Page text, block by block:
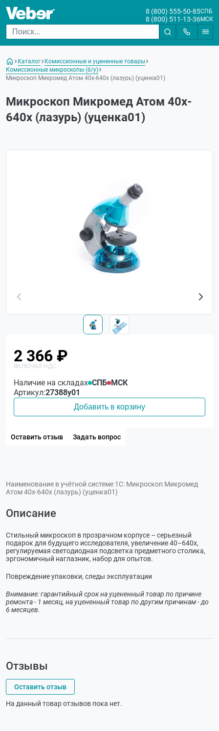
8 (800) 555-50-85СПБ
8 (800) 511-13-36МСК
Каталог
Комиссионные и уцененные товары
Комиссионные микроскопы (б/у)
Микроскоп Микромед Атом 40x-640x (лазурь) (уценка01)
Микроскоп Микромед Атом 40x-
640x (лазурь) (уценка01)
2 366 ₽
Наличие на складах СПБ МСК
Артикул:27388у01
Добавить в корзину
Оставить отзыв Задать вопрос
Наименование в учётной системе 1С: Микроскоп Микромед
Атом 40x-640x (лазурь) (уценка01)
Описание
Стильный микроскоп в прозрачном корпусе – серьезный
подарок для будущего исследователя, увеличение 40–640х,
регулируемая светодиодная подсветка предметного столика,
эргономичный наглазник, набор для опытов.
Повреждение упаковки, следы эксплуатации
Внимание: гарантийный срок на уцененный товар по причине
ремонта - 1 месяц, на уцененный товар по другим причинам - до
6 месяцев.
Отзывы
Оставить отзыв
На данный товар отзывов пока нет.